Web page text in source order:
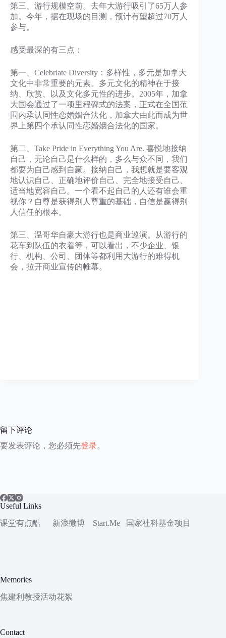
第三、游行规模空前。去年大游行吸引了65万人参
加。今年，据在现场的目测，预计有望超过70万人
参与。
感受最深的有三点：
第一、Celebriate Diversity：多样性，多元是加拿大
文化中非常重要的元素。多元文化的精神在于接
纳、欣赏、以及文化多元性的进步。2005年，加拿
大国会通过了一项里程碑式的法案，正式在全国范
围内承认同性恋婚姻合法化，加拿大由此而成为世
界上第四个承认同性恋婚姻合法化的国家。
第二、Take Pride in Everything You Are. 喜悦地接纳
自己，无论自己是什么样的，多么与众不同，我们
都要为自己感到自豪。接纳自己，我想就是要客观
地认识自己、正确地评价自己、完全地接受自己、
适当地宽容自己。一个看不起自己的人还有谁会重
视你？自尊是获得别人尊重的基础，自信是赢得别
人信任的根本。
第三、温哥华自豪大游行也是商业巡演。从游行的
花车到队伍的衣着等，可以看出，不少企业、银
行、机构、公司、团体等都利用大游行的难得机
会，拉开商业宣传的帷幕。
留下评论
要发表评论，您必须先登录。
Useful Links
课堂有点酷
新浪微博 Start.Me 国家社科基金项目
Memories
焦建利教授活动花絮
Contact